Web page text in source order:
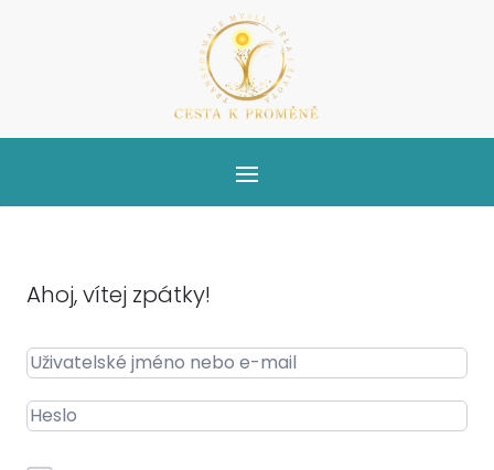
Ahoj, vítej zpátky!